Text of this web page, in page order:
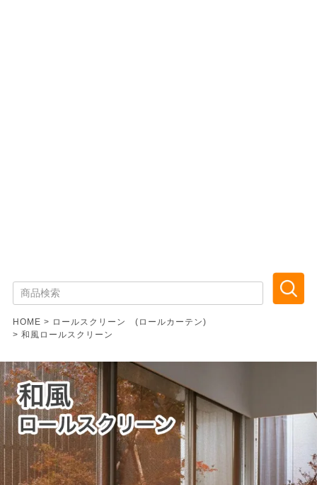
HOME
ロールスクリーン (ロールカーテン)
和風ロールスクリーン